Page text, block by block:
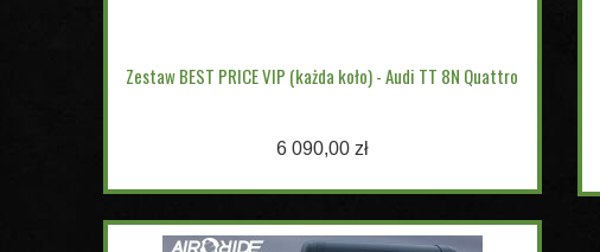
Zestaw BEST PRICE VIP (każda koło) - Audi TT 8N Quattro
6 090,00 zł